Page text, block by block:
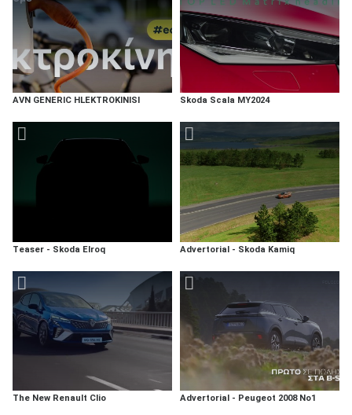
AVN GENERIC HLEKTROKINISI Skoda Scala MY2024
Teaser - Skoda Elroq Advertorial - Skoda Kamiq
The New Renault Clio Advertorial - Peugeot 2008 No1